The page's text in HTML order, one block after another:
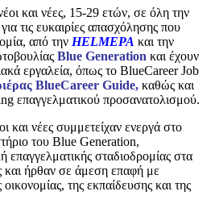
και νέες, 15-29 ετών, σε όλη την
τις ευκαιρίες απασχόλησης που
από την HELMEPA και την
Blue Generation και έχουν
εργαλεία, όπως το BlueCareer Job
BlueCareer Guide, καθώς και
επαγγελματικού προσανατολισμού.
νέες συμμετείχαν ενεργά στο
του Blue Generation,
επαγγελματικής σταδιοδρομίας στα
και ήρθαν σε άμεση επαφή με
οικονομίας, της εκπαίδευσης και της